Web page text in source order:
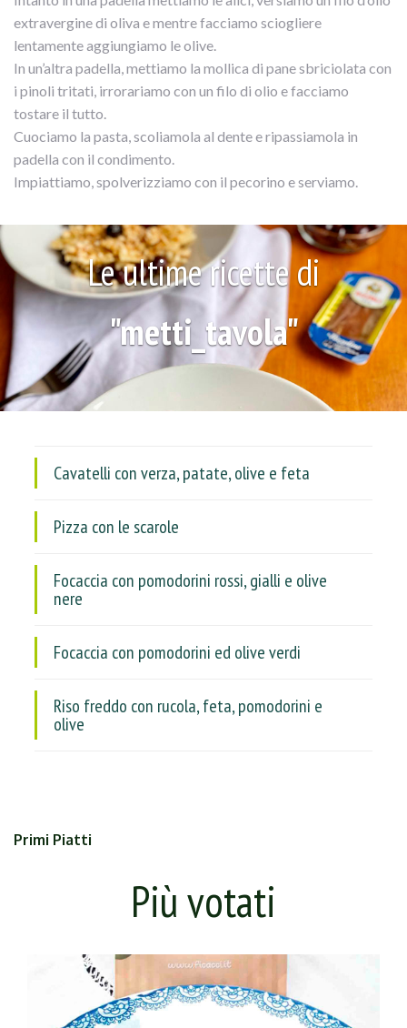
extravergine di oliva e mentre facciamo sciogliere
lentamente aggiungiamo le olive.
In un’altra padella, mettiamo la mollica di pane sbriciolata con
i pinoli tritati, irrorariamo con un filo di olio e facciamo
tostare il tutto.
Cuociamo la pasta, scoliamola al dente e ripassiamola in
padella con il condimento.
Impiattiamo, spolverizziamo con il pecorino e serviamo.
Le ultime ricette di
"metti_tavola"
Cavatelli con verza, patate, olive e feta
Pizza con le scarole
Focaccia con pomodorini rossi, gialli e olive
nere
Focaccia con pomodorini ed olive verdi
Riso freddo con rucola, feta, pomodorini e
olive
Primi Piatti
Più votati